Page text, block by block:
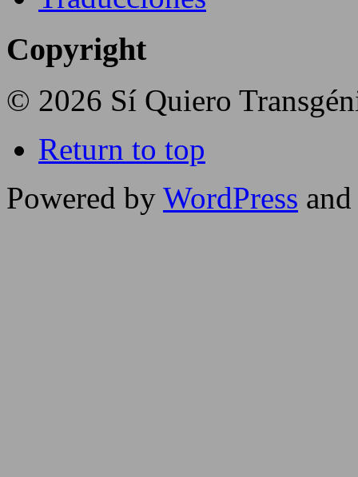
Copyright
© 2026 Sí Quiero
Return to top
Powered by WordPress